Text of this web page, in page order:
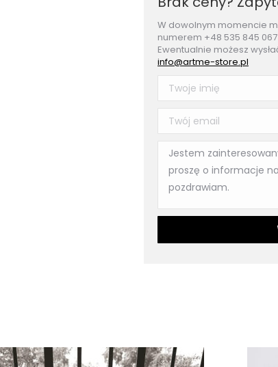
W dowolnym momencie
numerem +48 535 845
Ewentualnie możesz
info@artme-store.pl